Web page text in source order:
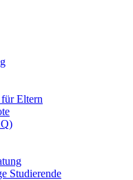
Eltern
Studierende